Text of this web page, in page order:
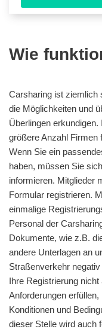
Wie
Carsharing ist ziemlich
die Möglichkeiten und
Überlingen
größere Anzahl Firmen
Wenn Sie ein
haben, müssen Sie
informieren. Mitglieder
Formular registrieren.
einmalige
Personal der
Dokumente, wie z.B.
andere Unterlagen an
Straßenverkehr
Ihre Registrierung
Anforderungen
Konditionen und
dieser Stelle wird auch